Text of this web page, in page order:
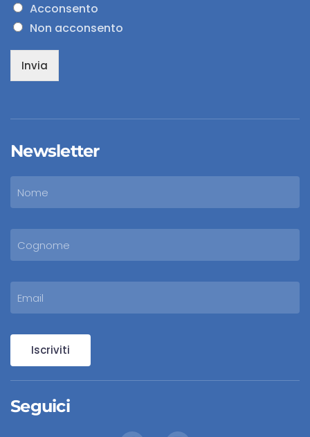
Acconsento
Non acconsento
Invia
Newsletter
Iscriviti
Seguici